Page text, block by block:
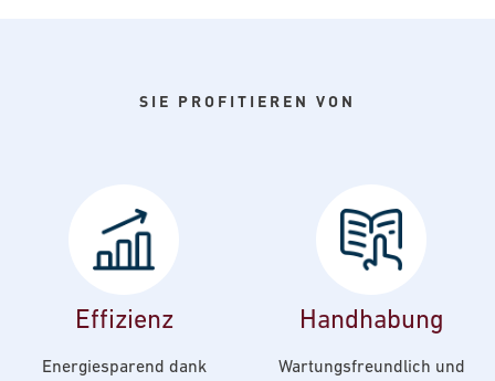
SIE PROFITIEREN VON
Effizienz
Energiesparend dank
Handhabung
Wartungsfreundlich und